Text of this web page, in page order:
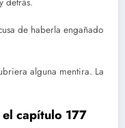
de haberla engañado
alguna mentira. La
capítulo 177